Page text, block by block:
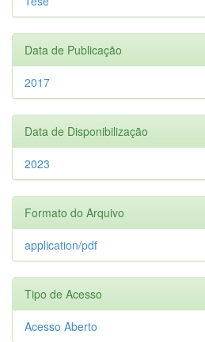
Data de Publicação
2017
Data de Disponibilização
2023
Formato do Arquivo
application/pdf
Tipo de Acesso
Acesso Aberto